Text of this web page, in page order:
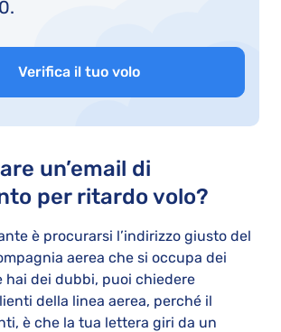
Verifica il tuo volo
un’email di
per ritardo volo?
è procurarsi l’indirizzo giusto del
aerea che si occupa dei
hai dei dubbi, puoi chiedere
della linea aerea, perché il
è che la tua lettera giri da un